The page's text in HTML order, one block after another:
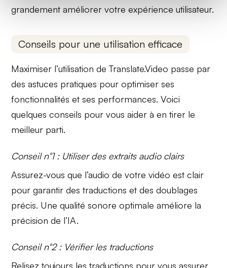
grandement améliorer votre expérience utilisateur.
Conseils pour une utilisation efficace
Maximiser l’utilisation de Translate.Video passe par
des astuces pratiques pour optimiser ses
fonctionnalités et ses performances. Voici
quelques conseils pour vous aider à en tirer le
meilleur parti.
Conseil n°1 : Utiliser des extraits audio clairs
Assurez-vous que l’audio de votre vidéo estclair
pour garantir des traductions et des doublages
précis. Une qualité sonore optimale améliore la
précision de l’IA.
Conseil n°2 : Vérifier les traductions
Relisez toujours les traductions pour vous assurer